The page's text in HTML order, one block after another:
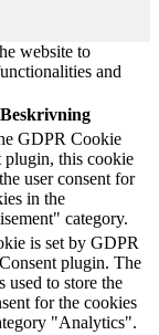
website to
and
Beskrivning
GDPR Cookie
plugin, this cookie
user consent for
in the
category.
is set by GDPR
plugin. The
used to store the
for the cookies
"Analytics".